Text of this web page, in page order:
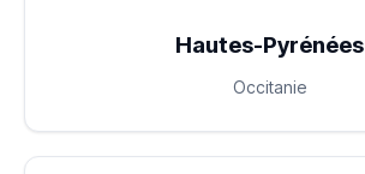
Hautes-Pyrénées
Occitanie